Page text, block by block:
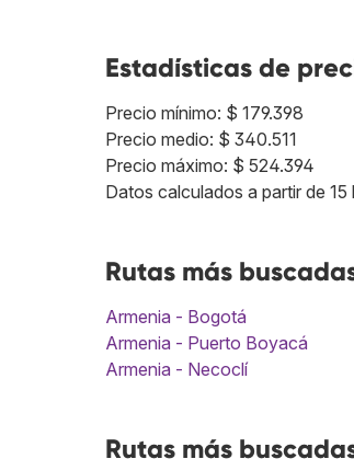
Estadísticas de
Precio mínimo: $ 179.398
Precio medio: $ 340.511
Precio máximo: $ 524.394
Datos calculados a partir de
Rutas más
Armenia - Bogotá
Armenia - Puerto Boyacá
Armenia - Necoclí
Rutas más